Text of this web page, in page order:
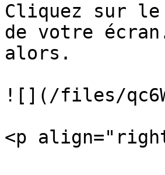
Cliquez sur
de votre
alors.
![](/files/
<p